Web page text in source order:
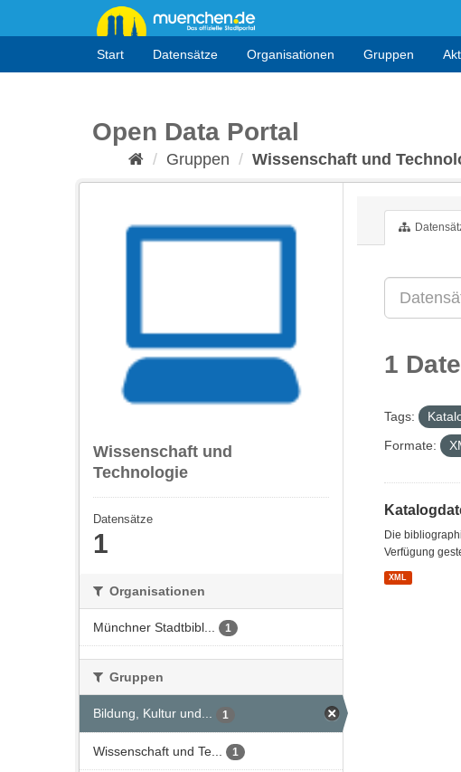
Start Datensätze Organisationen Gruppen
Open Data Portal
Gruppen Wissenschaft und
Wissenschaft und
Technologie
Datensätze
1
Organisationen
Münchner Stadtbibl... 1
Gruppen
Bildung, Kultur und... 1
Wissenschaft und Te... 1
1
Tags:
Formate:
Die
Verfügung
XML